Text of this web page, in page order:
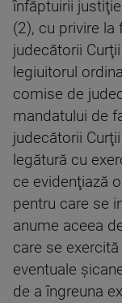
înfăptuirii
(2), cu privire
judecătorii
legiuitorul
comise de
mandatului de
judecătorii
legătură cu
ce evidenţiază
pentru care se
anume aceea
care se
eventuale
de a îngreuna